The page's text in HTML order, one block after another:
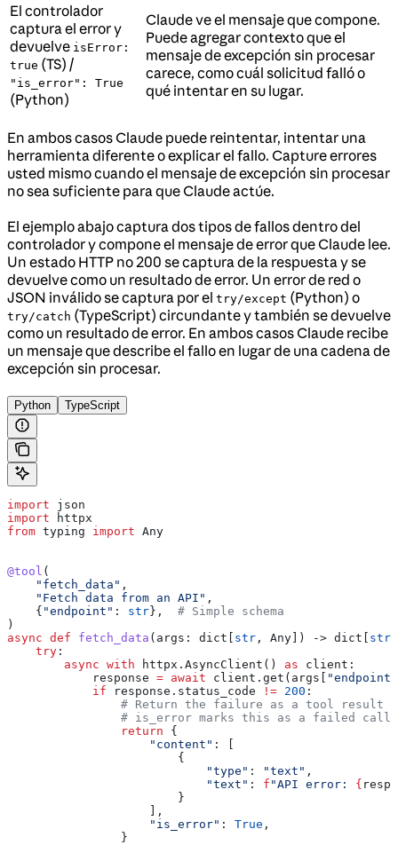
El controlador
captura el error y
devuelve isError:
true (TS) /
"is_error": True
(Python)
Claude ve el mensaje que compone.
Puede agregar contexto que el
mensaje de excepción sin procesar
carece, como cuál solicitud falló o
qué intentar en su lugar.
En ambos casos Claude puede reintentar, intentar una
herramienta diferente o explicar el fallo. Capture errores
usted mismo cuando el mensaje de excepción sin procesar
no sea suficiente para que Claude actúe.
El ejemplo abajo captura dos tipos de fallos dentro del
controlador y compone el mensaje de error que Claude lee.
Un estado HTTP no 200 se captura de la respuesta y se
devuelve como un resultado de error. Un error de red o
JSON inválido se captura por el try/except (Python) o
try/catch (TypeScript) circundante y también se devuelve
como un resultado de error. En ambos casos Claude recibe
un mensaje que describe el fallo en lugar de una cadena de
excepción sin procesar.
Python TypeScript
import json
import httpx
from typing import Any
@tool (
    "fetch_data"
,
    "Fetch data from an API"
,
    {
"endpoint" : str }, # Simple schema
)
async def fetch_data ( args : dict[ str , Any]) -> dict[ str
    try
:
        async
with httpx.AsyncClient() as client:
            response
= await client.get(args[
"endpoint"
            if
response.status_code != 200 :
# Return the failure as a tool result
# is_error marks this as a failed call
                return
{
                    "content"
: [
                        {
                            "type"
: "text" ,
                            "text"
: f "API error: {
                        }
                    ],
                    "is_error"
: True ,
                }